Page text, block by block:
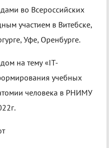
во Всероссийских
участием в Витебске,
Уфе, Оренбурге.
на тему «IT-
учебных
человека в РНИМУ